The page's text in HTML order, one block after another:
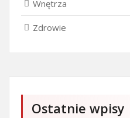
Wnętrza
Zdrowie
Ostatnie wpisy